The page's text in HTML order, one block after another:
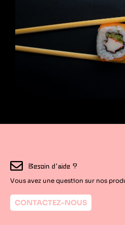
Besoin d'aide ?
Vous avez une question sur nos
CONTACTEZ-NOUS